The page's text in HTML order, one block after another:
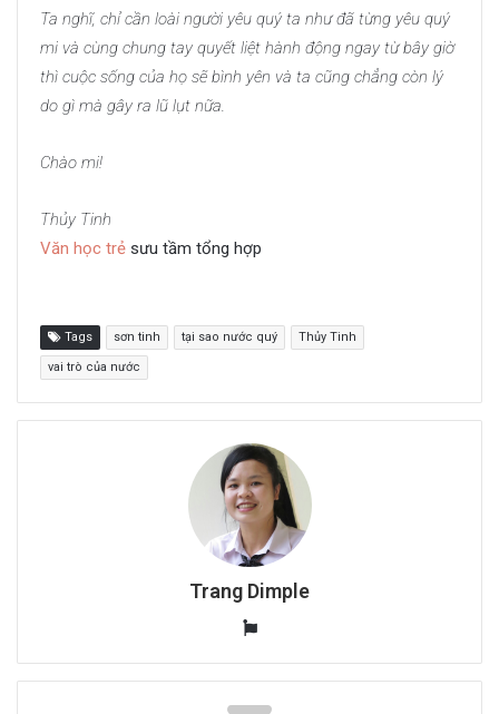
Ta nghĩ, chỉ cần loài người yêu quý ta như đã từng yêu quý
mi và cùng chung tay quyết liệt hành động ngay từ bây giờ
thì cuộc sống của họ sẽ bình yên và ta cũng chẳng còn lý
do gì mà gây ra lũ lụt nữa.
Chào mi!
Thủy Tinh
Văn học trẻ sưu tầm tổng hợp
Tags sơn tinh tại sao nước quý Thủy Tinh
vai trò của nước
Trang Dimple
W
b
s